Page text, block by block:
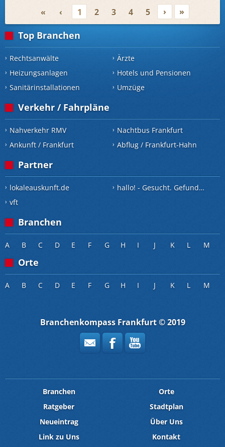
« ‹ 1 2 3 4 5 › »
Top Branchen
Rechtsanwälte Ärzte
Heizungsanlagen
Hotels und Pensionen
Sanitärinstallationen
Umzüge
Verkehr / Fahrpläne
Nahverkehr RMV Nachtbus Frankfurt
Ankunft / Frankfurt
Abflug / Frankfurt-Hahn
Partner
lokaleauskunft.de hallo! - Gesucht. Gefunden.
vft
Branchen
A B C D E F G H I J K L M
Orte
A B C D E F G H I J K L M
Branchenkompass Frankfurt © 2019
Branchen
Orte
Ratgeber
Stadtplan
Neueintrag
Über Uns
Link zu Uns
Kontakt